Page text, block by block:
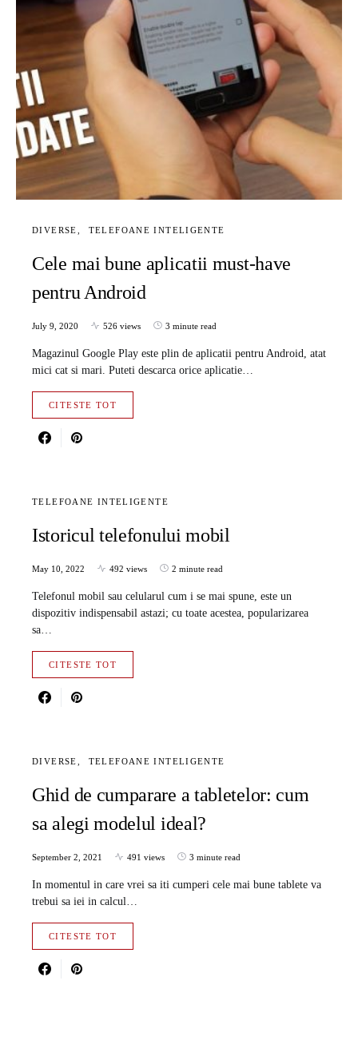
DIVERSE TELEFOANE INTELIGENTE
Cele mai bune aplicatii must-have
pentru Android
July 9, 2020 526 views 3 minute read
Magazinul Google Play este plin de aplicatii pentru Android, atat
mici cat si mari. Puteti descarca orice aplicatie…
CITESTE TOT
TELEFOANE INTELIGENTE
Istoricul telefonului mobil
May 10, 2022 492 views 2 minute read
Telefonul mobil sau celularul cum i se mai spune, este un
dispozitiv indispensabil astazi; cu toate acestea, popularizarea
sa…
CITESTE TOT
DIVERSE TELEFOANE INTELIGENTE
Ghid de cumparare a tabletelor: cum
sa alegi modelul ideal?
September 2, 2021 491 views 3 minute read
In momentul in care vrei sa iti cumperi cele mai bune tablete va
trebui sa iei in calcul…
CITESTE TOT